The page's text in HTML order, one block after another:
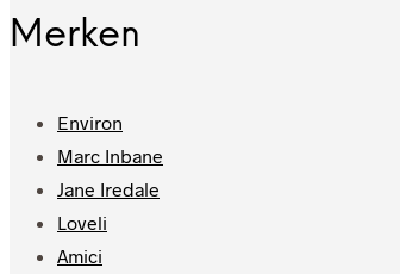
Merken
Environ
Marc Inbane
Jane Iredale
Loveli
Amici